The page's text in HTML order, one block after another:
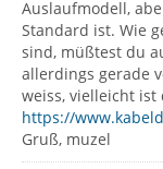
Auslaufmodell,
Standard ist. Wie
sind, müßtest du
allerdings gerade
weiss, vielleicht ist
https://
Gruß, muzel